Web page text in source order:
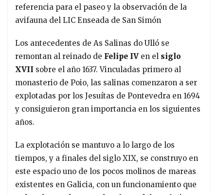
referencia para el paseo y la observación de la
avifauna del LIC Enseada de San Simón
Los antecedentes de As Salinas do Ulló se
remontan al reinado de Felipe IV en el siglo
XVII sobre el año 1637. Vinculadas primero al
monasterio de Poio, las salinas comenzaron a ser
explotadas por los Jesuítas de Pontevedra en 1694
y consiguieron gran importancia en los siguientes
años.
La explotación se mantuvo a lo largo de los
tiempos, y a finales del siglo XIX, se construyo en
este espacio uno de los pocos molinos de mareas
existentes en Galicia, con un funcionamiento que